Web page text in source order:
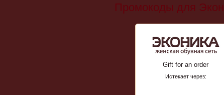
Промокоды для
Gift for an order
Истекает через: